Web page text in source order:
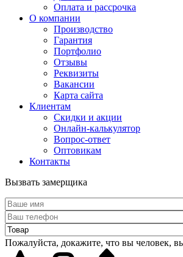
Оплата и рассрочка
О компании
Производство
Гарантия
Портфолио
Отзывы
Реквизиты
Вакансии
Карта сайта
Клиентам
Скидки и акции
Онлайн-калькулятор
Вопрос-ответ
Оптовикам
Контакты
Вызвать замерщика
Пожалуйста, докажите, что вы человек,